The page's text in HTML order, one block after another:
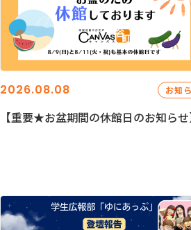
2026.08.08 お知
【重要★お盆期間の休館日のお知らせ